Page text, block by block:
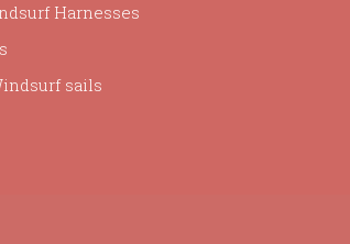
Harnesses
sails